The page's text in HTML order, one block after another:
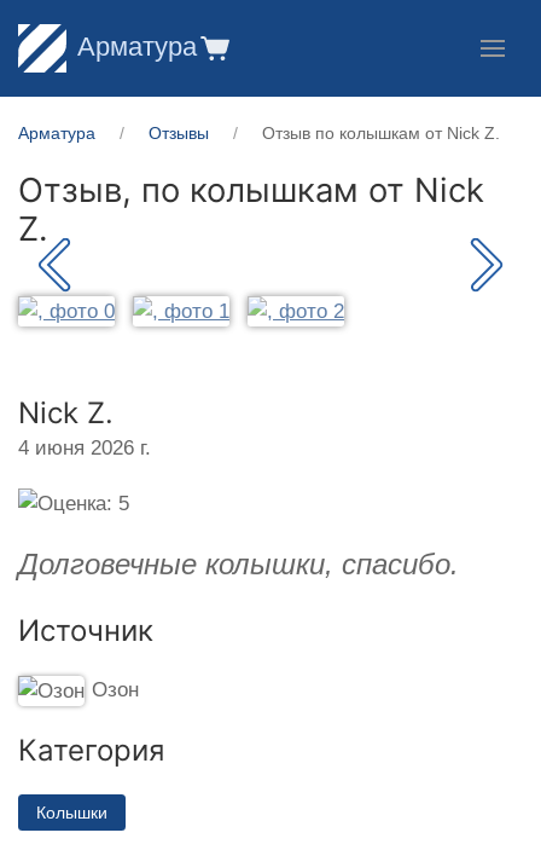
Арматура
Арматура Отзывы Отзыв по колышкам от Nick Z.
Отзыв, по колышкам от Nick
Z.
Nick Z.
4 июня 2026 г.
Долговечные колышки, спасибо.
Источник
Озон
Категория
Колышки